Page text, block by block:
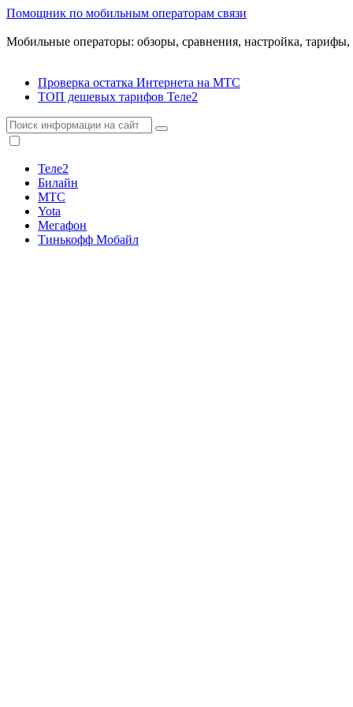
Помощник по мобильным операторам связи
Мобильные операторы: обзоры, сравнения, настройка,
Проверка остатка Интернета на МТС
ТОП дешевых тарифов Теле2
Теле2
Билайн
МТС
Yota
Мегафон
Тинькофф Мобайл